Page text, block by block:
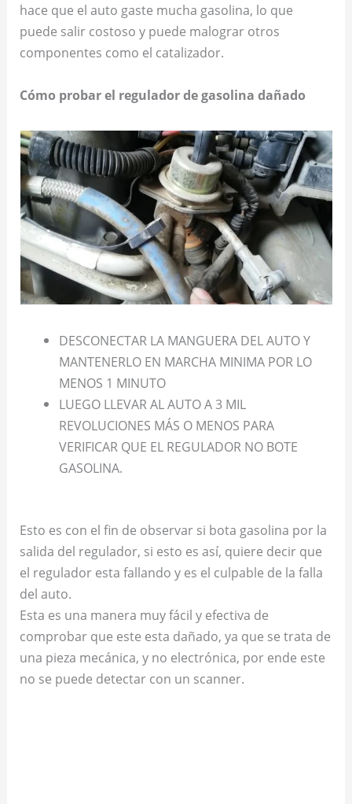
hace que el auto gaste mucha gasolina, lo que
puede salir costoso y puede malograr otros
componentes como el catalizador.
Cómo probar el regulador de gasolina dañado
DESCONECTAR LA MANGUERA DEL AUTO Y
MANTENERLO EN MARCHA MINIMA POR LO
MENOS 1 MINUTO
LUEGO LLEVAR AL AUTO A 3 MIL
REVOLUCIONES MÁS O MENOS PARA
VERIFICAR QUE EL REGULADOR NO BOTE
GASOLINA.
Esto es con el fin de observar si bota gasolina por la
salida del regulador, si esto es así, quiere decir que
el regulador esta fallando y es el culpable de la falla
del auto.
Esta es una manera muy fácil y efectiva de
comprobar que este esta dañado, ya que se trata de
una pieza mecánica, y no electrónica, por ende este
no se puede detectar con un scanner.